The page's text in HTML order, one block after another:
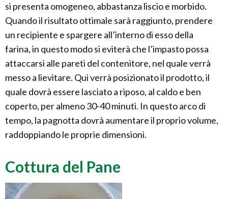
si presenta omogeneo, abbastanza liscio e morbido.
Quando il risultato ottimale sarà raggiunto, prendere
un recipiente e spargere all’interno di esso della
farina, in questo modo si eviterà che l’impasto possa
attaccarsi alle pareti del contenitore, nel quale verrà
messo a lievitare. Qui verrà posizionato il prodotto, il
quale dovrà essere lasciato a riposo, al caldo e ben
coperto, per almeno 30-40 minuti. In questo arco di
tempo, la pagnotta dovrà aumentare il proprio volume,
raddoppiando le proprie dimensioni.
Cottura del Pane